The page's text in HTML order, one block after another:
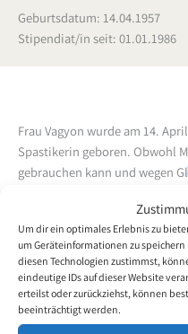
Um dir ein optimales Erlebnis zu
um Geräteinformationen zu
diesen Technologien zustimmst,
eindeutige IDs auf dieser Website
erteilst oder zurückziehst, können
beeinträchtigt werden.
Geburtsdatum: 14.04.1957
Stipendiat/in seit: 01.01.1986
Frau Vagyon wurde am 14.
Spastikerin geboren. Obwohl
gebrauchen kann und wegen
besucht. 1978 hat die
begonnen und seither gehört
wie Musik und die Freude an
Vagyon seit dem 1. Januar